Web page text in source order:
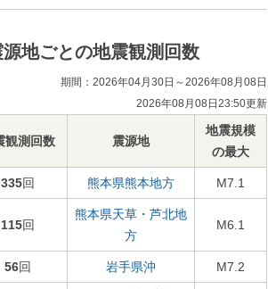
源地ごとの地震観測回数
期間：2026年04月30日～2026年08月08日
2026年08月08日23:50更新
観測回数 震源地
地震規模
の最大
335回 熊本県熊本地方 M7.1
115回
熊本県天草・芦北地
方
M6.1
56回 岩手県沖 M7.2